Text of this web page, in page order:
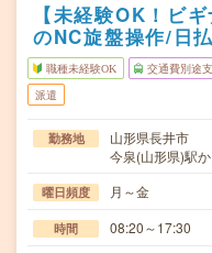
【未経験OK！ビ
のNC旋盤操作/日
職種未経験OK 交通費別途
派遣
勤務地
山形県長井市
今泉(山形県)駅
曜日頻度 月～金
時間 08:20～17:30